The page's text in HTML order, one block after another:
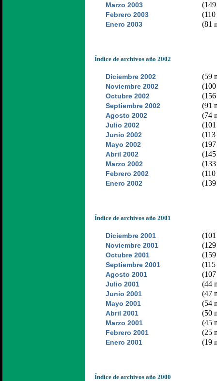
Marzo 2003
Febrero 2003
Enero 2003 (81
Índice de archivos año 2002
Diciembre 2002 (59
Noviembre 2002
Octubre 2002
Septiembre 2002 (91
Agosto 2002 (74
Julio 2002
Junio 2002
Mayo 2002
Abril 2002
Marzo 2002
Febrero 2002
Enero 2002
Índice de archivos año 2001
Diciembre 2001
Noviembre 2001
Octubre 2001
Septiembre 2001
Agosto 2001
Julio 2001 (44
Junio 2001 (47
Mayo 2001 (54
Abril 2001 (50
Marzo 2001 (45
Febrero 2001 (25
Enero 2001 (19
Índice de archivos año 2000